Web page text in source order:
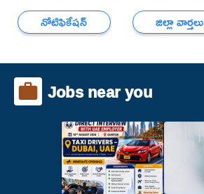
నోటిఫికేషన్
జిల్లా వార్తలు
Jobs near you